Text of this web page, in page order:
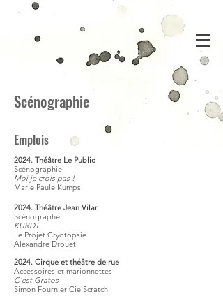
Scénographie
Emplois
2024. Théâtre Le Public
Scénographie
Moi je crois pas !
Marie Paule Kumps
2024. Théâtre Jean Vilar
Scénographe
KURDT
Le Projet Cryotopsie
Alexandre Drouet
2024. Cirque et théâtre de rue
Accessoires et marionnettes
C'est Gratos
Simon Fournier Cie Scratch